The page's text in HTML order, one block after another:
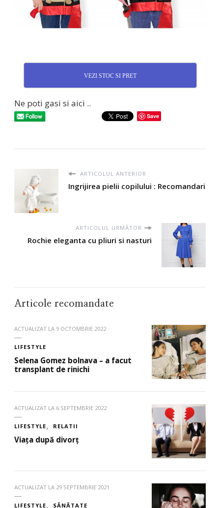
VEZI STOC SI PRET
Ne poti gasi si aici ..
Save
ARTICOLUL ANTERIOR
Ingrijirea pielii copilului : Recomandari
ARTICOLUL URMĂTOR
Rochie eleganta cu pliuri si nasturi
Articole recomandate
ACTUALIZAT LA 9 OCTOMBRIE 2022
LIFESTYLE
Selena Gomez bolnava – a facut
transplant de rinichi
ACTUALIZAT LA 6 SEPTEMBRIE 2022
LIFESTYLE RELATII
Viața după divorț
ACTUALIZAT LA 29 SEPTEMBRIE 2021
LIFESTYLE SĂNĂTATE